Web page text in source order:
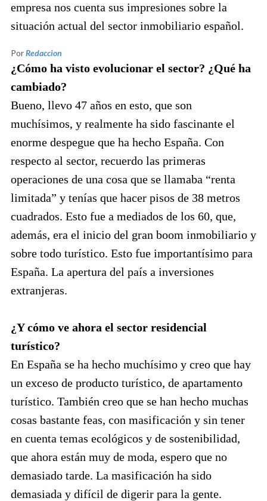
empresa nos cuenta sus impresiones sobre la
situación actual del sector inmobiliario español.
PorRedaccion
¿Cómo ha visto evolucionar el sector? ¿Qué ha
cambiado?
Bueno, llevo 47 años en esto, que son
muchísimos, y realmente ha sido fascinante el
enorme despegue que ha hecho España. Con
respecto al sector, recuerdo las primeras
operaciones de una cosa que se llamaba “renta
limitada” y tenías que hacer pisos de 38 metros
cuadrados. Esto fue a mediados de los 60, que,
además, era el inicio del gran boom inmobiliario y
sobre todo turístico. Esto fue importantísimo para
España. La apertura del país a inversiones
extranjeras.
¿Y cómo ve ahora el sector residencial
turístico?
En España se ha hecho muchísimo y creo que hay
un exceso de producto turístico, de apartamento
turístico. También creo que se han hecho muchas
cosas bastante feas, con masificación y sin tener
en cuenta temas ecológicos y de sostenibilidad,
que ahora están muy de moda, espero que no
demasiado tarde. La masificación ha sido
demasiada y difícil de digerir para la gente.